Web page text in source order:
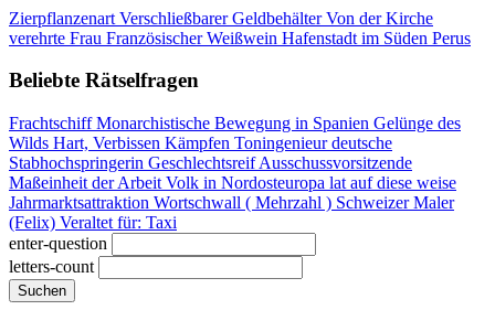
Zierpflanzenart Verschließbarer GeldbehälterVon der Kirche
verehrte Frau Französischer Weißwein Hafenstadt im Süden Perus
Beliebte Rätselfragen
FrachtschiffMonarchistische Bewegung in Spanien Gelünge des
Wilds Hart, Verbissen Kämpfen Toningenieurdeutsche
Stabhochspringerin GeschlechtsreifAusschussvorsitzende
Maßeinheit der Arbeit Volk in Nordosteuropa lat auf diese weise
Jahrmarktsattraktion Wortschwall ( Mehrzahl ) Schweizer Maler
(Felix) Veraltet für: Taxi
enter-question
letters-count
Suchen